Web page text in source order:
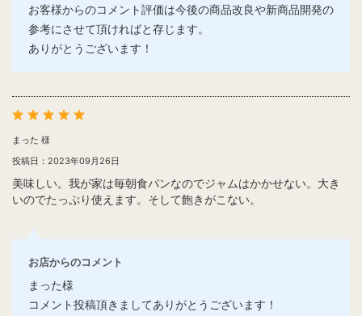
お客様からのコメント評価は今後の商品改良や新商品開発の
参考にさせて頂ければと存じます。
ありがとうございます！
まった 様
投稿日：2023年09月26日
美味しい。我が家は毎朝食パンなのでジャムはかかせない。大き
いのでたっぷり使えます。そして飽きがこない。
お店からのコメント
まった様
コメント投稿頂きましてありがとうございます！